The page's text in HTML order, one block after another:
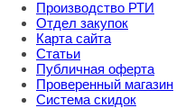
Производство РТИ
Отдел закупок
Карта сайта
Статьи
Публичная оферта
Проверенный магазин
Система скидок